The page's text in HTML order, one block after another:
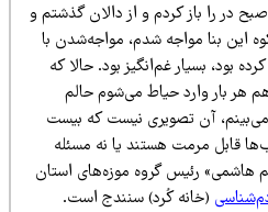
باز کردم و از دالان گذشتم و
بنا مواجه شدم، مواجه‌شدن با
بسیار غم‌انگیز بود. حالا که
وارد حیاط می‌شوم حالم
آن تصویری نیست که بیست
مرمت هستند یا نه مسئله
رئیس گروه موزه‌های استان
(خانه کُرد) سنندج است.